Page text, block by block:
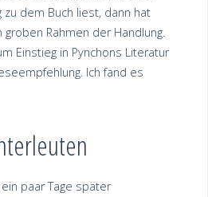
zu dem Buch liest, dann hat
Rahmen der Handlung.
Einstieg in Pynchons Literatur
Ich fand es
paar Tage später